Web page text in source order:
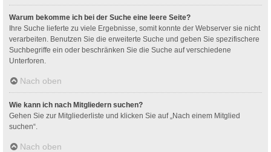
Warum bekomme ich bei der Suche eine leere Seite?
Ihre Suche lieferte zu viele Ergebnisse, somit konnte der Webserver sie nicht
verarbeiten. Benutzen Sie die erweiterte Suche und geben Sie spezifischere
Suchbegriffe ein oder beschränken Sie die Suche auf verschiedene
Unterforen.
Nach oben
Wie kann ich nach Mitgliedern suchen?
Gehen Sie zur Mitgliederliste und klicken Sie auf „Nach einem Mitglied
suchen“.
Nach oben